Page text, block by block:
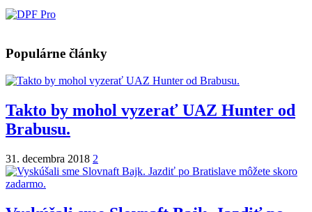
Populárne články
Takto by mohol vyzerať UAZ Hunter od
Brabusu.
31. decembra 2018 2